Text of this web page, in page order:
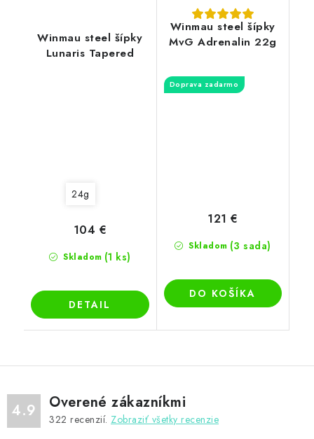
Winmau steel šípky
Lunaris Tapered
24g
Skladom (1 ks)
104 €
DETAIL
Winmau steel šípky
MvG Adrenalin 22g
Doprava zadarmo
Skladom (3 sada)
121 €
DO KOŠÍKA
4.9 Overené zákazníkmi
322 recenzií. Zobraziť všetky recenzie